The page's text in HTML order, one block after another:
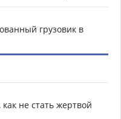
грузовик в
не стать жертвой